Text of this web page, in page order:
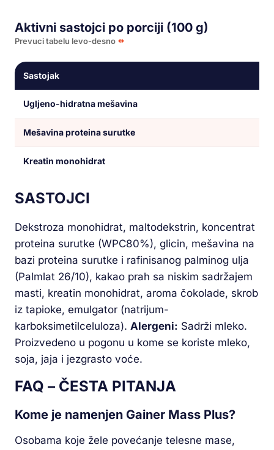
Aktivni sastojci po porciji (100 g)
Prevuci tabelu levo-desno
Sastojak
Ugljeno-hidratna mešavina
Mešavina proteina surutke
Kreatin monohidrat
SASTOJCI
Dekstroza monohidrat, maltodekstrin, koncentrat
proteina surutke (WPC80%), glicin, mešavina na
bazi proteina surutke i rafinisanog palminog ulja
(Palmlat 26/10), kakao prah sa niskim sadržajem
masti, kreatin monohidrat, aroma čokolade, skrob
iz tapioke, emulgator (natrijum-
karboksimetilceluloza). Alergeni: Sadrži mleko.
Proizvedeno u pogonu u kome se koriste mleko,
soja, jaja i jezgrasto voće.
FAQ – ČESTA PITANJA
Kome je namenjen Gainer Mass Plus?
Osobama koje žele povećanje telesne mase,